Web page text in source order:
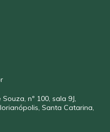
nº 100, sala 9J,
Santa Catarina,